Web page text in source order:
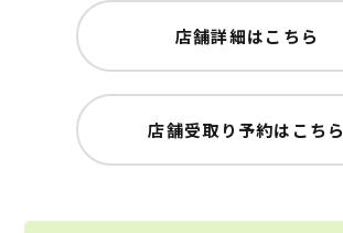
店舗詳細はこちら
店舗受取り予約はこちら